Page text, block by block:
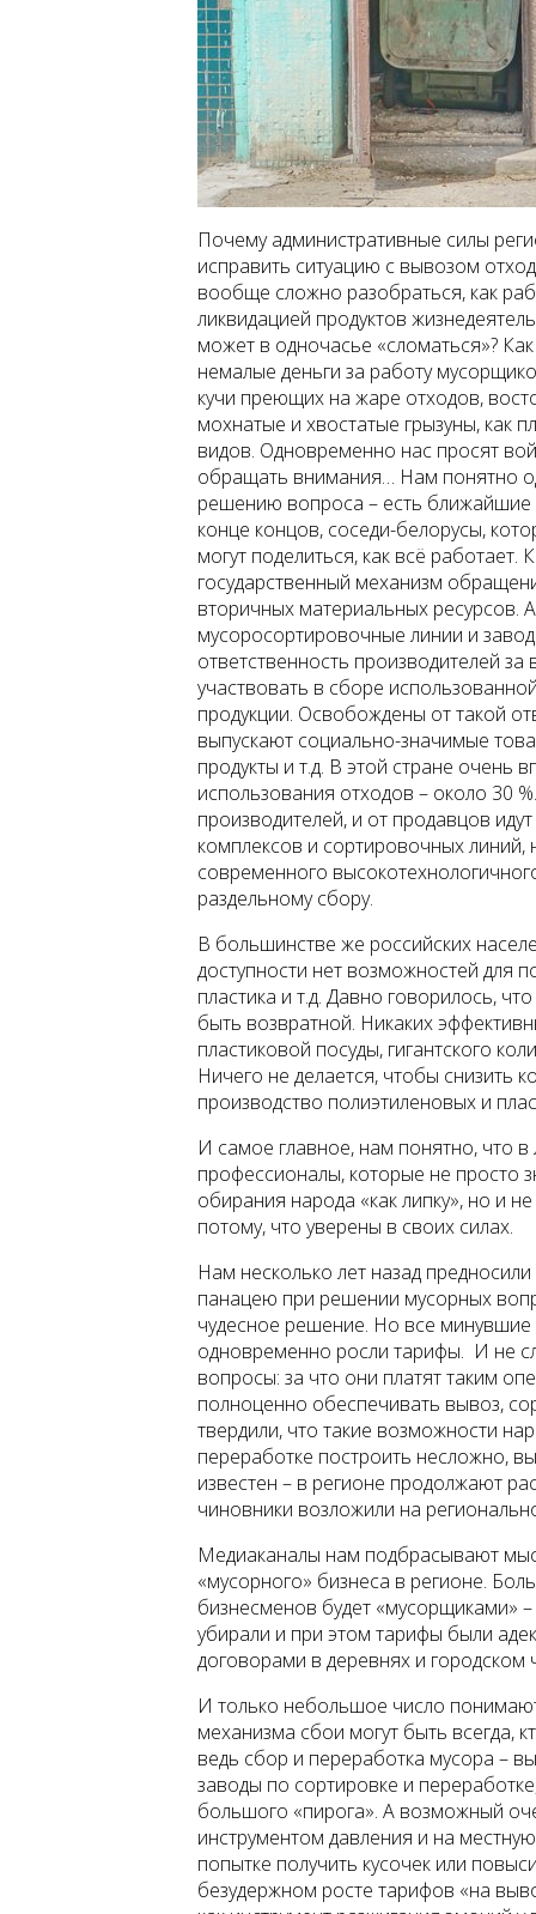
Почему административные силы
исправить ситуацию с вывозом
вообще сложно разобраться, как
ликвидацией продуктов
может в одночасье «сломаться»?
немалые деньги за работу
кучи преющих на жаре отходов,
мохнатые и хвостатые грызуны, как
видов. Одновременно нас просят
обращать внимания… Нам понятно
решению вопроса – есть ближайшие
конце концов, соседи-белорусы,
могут поделиться, как всё
государственный механизм
вторичных материальных ресурсов.
мусоросортировочные линии и
ответственность производителей
участвовать в сборе
продукции. Освобождены от такой
выпускают социально-значимые
продукты и т.д. В этой стране очень
использования отходов – около 30
производителей, и от продавцов
комплексов и сортировочных
современного
раздельному сбору.
В большинстве же российских
доступности нет возможностей для
пластика и т.д. Давно говорилось,
быть возвратной. Никаких
пластиковой посуды, гигантского
Ничего не делается, чтобы снизить
производство полиэтиленовых и
И самое главное, нам понятно, что
профессионалы, которые не просто
обирания народа «как липку», но и
потому, что уверены в своих силах.
Нам несколько лет назад
панацею при решении мусорных
чудесное решение. Но все
одновременно росли тарифы. И не
вопросы: за что они платят таким
полноценно обеспечивать вывоз,
твердили, что такие возможности
переработке построить несложно,
известен – в регионе продолжают
чиновники возложили на
Медиаканалы нам подбрасывают
«мусорного» бизнеса в регионе.
бизнесменов будет «мусорщиками»
убирали и при этом тарифы были
договорами в деревнях и городском
И только небольшое число
механизма сбои могут быть всегда,
ведь сбор и переработка мусора –
заводы по сортировке и
большого «пирога». А возможный
инструментом давления и на
попытке получить кусочек или
безудержном росте тарифов «на